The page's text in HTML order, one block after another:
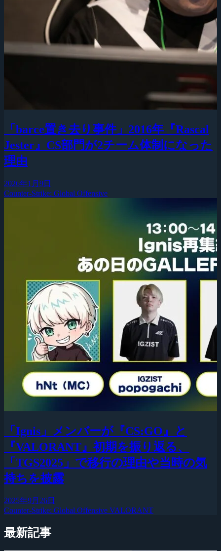
「barce置き去り事件」2016年『Rascal
Jester』CS部門が2チーム体制になった
理由
2026年1月9日
Counter-Strike: Global Offensive
「Ignis」メンバーが『CS:GO』と
『VALORANT』初期を振り返る、
「TGS2025」で移行の理由や当時の気
持ちを披露
2025年9月26日
Counter-Strike: Global Offensive VALORANT
最新記事